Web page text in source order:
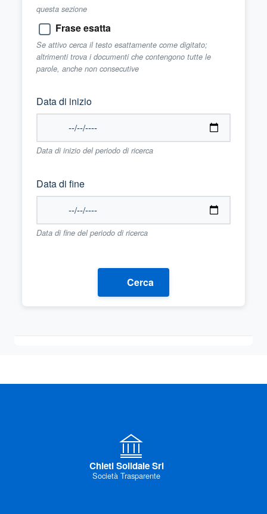
questa sezione
Frase esatta
Se attivo cerca il testo esattamente come digitato;
altrimenti trova i documenti che contengono tutte le
parole, anche non consecutive
Data di inizio
Data di inizio del periodo di ricerca
Data di fine
Data di fine del periodo di ricerca
Cerca
Chieti Solidale Srl
Società Trasparente